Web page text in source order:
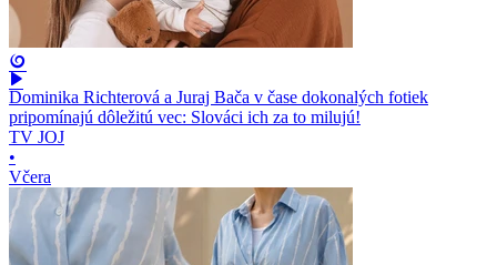
Dominika Richterová a Juraj Bača v čase dokonalých fotiek
pripomínajú dôležitú vec: Slováci ich za to milujú!
TV JOJ
•
Včera